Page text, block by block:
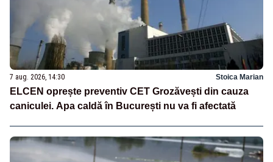
7 aug. 2026, 14:30 Stoica Marian
ELCEN oprește preventiv CET Grozăvești din cauza
caniculei. Apa caldă în București nu va fi afectată